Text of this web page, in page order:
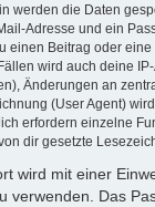
werden die Daten
Adresse und ein
einen Beitrag oder
wird auch deine
Änderungen an
(User Agent)
erfordern einzelne
dir gesetzte
wird mit einer
verwenden. Das